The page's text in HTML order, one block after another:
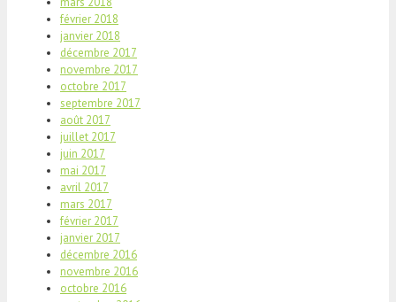
février 2018
janvier 2018
décembre 2017
novembre 2017
octobre 2017
septembre 2017
août 2017
juillet 2017
juin 2017
mai 2017
avril 2017
mars 2017
février 2017
janvier 2017
décembre 2016
novembre 2016
octobre 2016